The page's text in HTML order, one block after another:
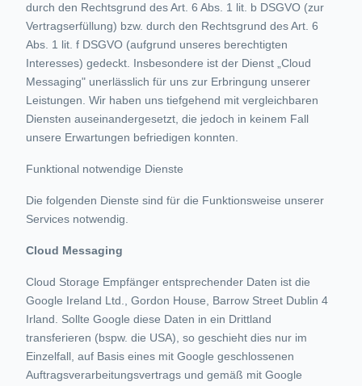
durch den Rechtsgrund des Art. 6 Abs. 1 lit. b DSGVO (zur
Vertragserfüllung) bzw. durch den Rechtsgrund des Art. 6
Abs. 1 lit. f DSGVO (aufgrund unseres berechtigten
Interesses) gedeckt. Insbesondere ist der Dienst „Cloud
Messaging" unerlässlich für uns zur Erbringung unserer
Leistungen. Wir haben uns tiefgehend mit vergleichbaren
Diensten auseinandergesetzt, die jedoch in keinem Fall
unsere Erwartungen befriedigen konnten.
Funktional notwendige Dienste
Die folgenden Dienste sind für die Funktionsweise unserer
Services notwendig.
Cloud Messaging
Cloud Storage Empfänger entsprechender Daten ist die
Google Ireland Ltd., Gordon House, Barrow Street Dublin 4
Irland. Sollte Google diese Daten in ein Drittland
transferieren (bspw. die USA), so geschieht dies nur im
Einzelfall, auf Basis eines mit Google geschlossenen
Auftragsverarbeitungsvertrags und gemäß mit Google